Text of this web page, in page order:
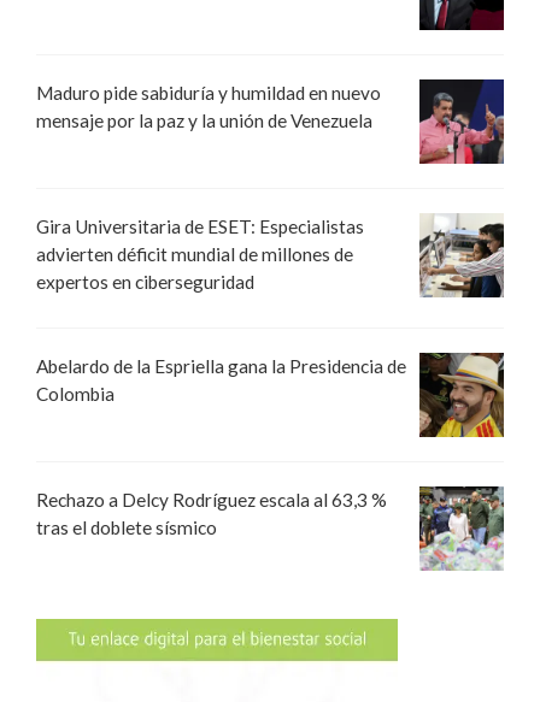
Maduro pide sabiduría y humildad en nuevo
mensaje por la paz y la unión de Venezuela
Gira Universitaria de ESET: Especialistas
advierten déficit mundial de millones de
expertos en ciberseguridad
Abelardo de la Espriella gana la Presidencia de
Colombia
Rechazo a Delcy Rodríguez escala al 63,3 %
tras el doblete sísmico